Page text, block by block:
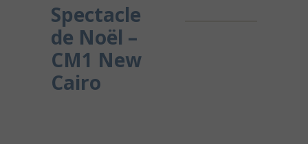
Spectacle
de Noël –
CM1 New
Cairo